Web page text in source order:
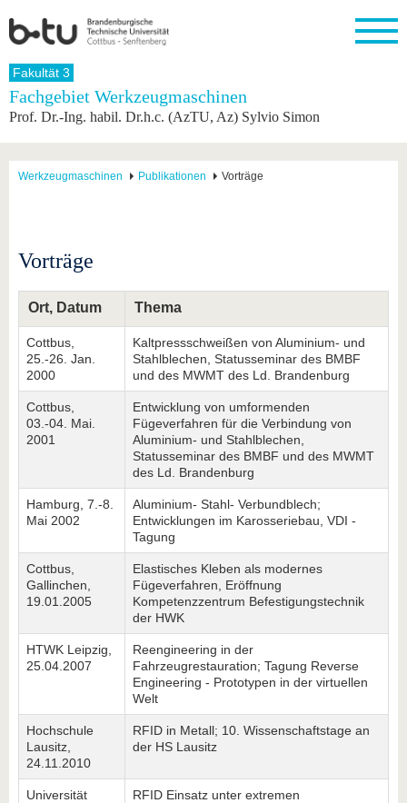
Startseite
Universität
Struktur
Partnerschaften
Forschung
Forschung
Nachwuchs
Studium
Vor dem
International
Profil
Ausland
Für
internationale
Studierende
Kontakt
Weiterbildung
Wissenschaftliche
Transfer
Fachkräfte
Transferprojekte
Lernen
Sie uns
kennen
Werte
erleben
Fakultät 3
Fachgebiet Werkzeugmaschinen
Prof. Dr.-Ing. habil. Dr.h.c. (AzTU, Az) Sylvio Simon
Werkzeugmaschinen Publikationen Vorträge
Vorträge
Ort, Datum Thema
Cottbus,
25.-26. Jan.
2000
Kaltpressschweißen von Aluminium- und
Stahlblechen, Statusseminar des BMBF
und des MWMT des Ld. Brandenburg
Cottbus,
03.-04. Mai.
2001
Entwicklung von umformenden
Fügeverfahren für die Verbindung von
Aluminium- und Stahlblechen,
Statusseminar des BMBF und des MWMT
des Ld. Brandenburg
Hamburg, 7.-8.
Mai 2002
Aluminium- Stahl- Verbundblech;
Entwicklungen im Karosseriebau, VDI -
Tagung
Cottbus,
Gallinchen,
19.01.2005
Elastisches Kleben als modernes
Fügeverfahren, Eröffnung
Kompetenzzentrum Befestigungstechnik
der HWK
HTWK Leipzig,
25.04.2007
Reengineering in der
Fahrzeugrestauration; Tagung Reverse
Engineering - Prototypen in der virtuellen
Welt
Hochschule
Lausitz,
24.11.2010
RFID in Metall; 10. Wissenschaftstage an
der HS Lausitz
Universität
RFID Einsatz unter extremen